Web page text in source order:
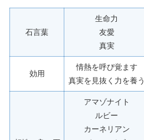
石言葉
生命力
友愛
真実
効用
情熱を呼び覚ます
真実を見抜く力を養う
アマゾナイト
ルビー
カーネリアン